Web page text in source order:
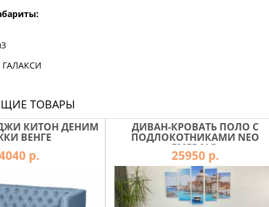
ГАЛАКСИ
ТОВАРЫ
КИТОН ДЕНИМ
ВЕНГЕ
р.
ДИВАН-КРОВАТЬ ПОЛО С
ПОДЛОКОТНИКАМИ NEO
EMERALD
25950 р.